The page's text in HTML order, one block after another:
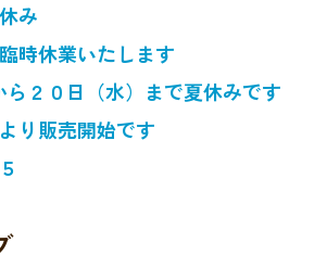
み
時休業いたします
ら２０日（水）まで夏休みです
り販売開始です